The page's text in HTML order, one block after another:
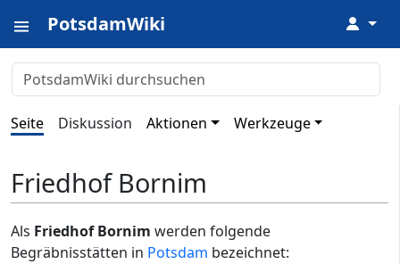
PotsdamWiki ↓
Seite Diskussion Aktionen Werkzeuge
Friedhof Bornim
Als Friedhof Bornim werden folgende
Begräbnisstätten in Potsdam bezeichnet: